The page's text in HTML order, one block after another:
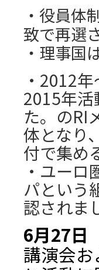
・役員体
致で再選
・理事国
・2012
2015年
た。のRI
体となり
付で集め
・ユー
パという
認されま
6月27日
講演会